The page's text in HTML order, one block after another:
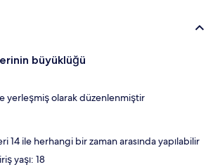
büyüklüğü
yerleşmiş olarak düzenlenmiştir
14 ile herhangi bir zaman arasında yapılabilir
yaşı: 18